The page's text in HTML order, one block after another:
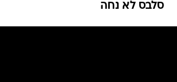
סלבס לא נחה